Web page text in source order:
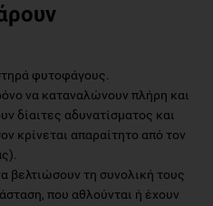
φυτοφάγους.
να καταναλώνουν πλήρη και
δίαιτες αδυνατίσματος και
κρίνεται απαραίτητο από τον
βελτιώσουν τη συνολική τους
που αθλούνται ή έχουν